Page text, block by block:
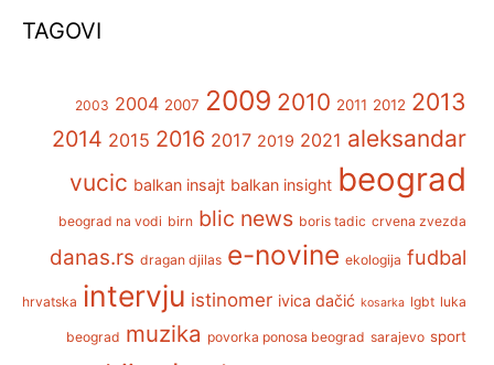
TAGOVI
2003 2004 2007 2009 2010 2011 2012 2013
2014 2015 2016 2017 2019 2021 aleksandar
vucic balkan insajt balkan insight beograd
beograd na vodi birn blic news boris tadic crvena zvezda
danas.rs dragan djilas e-novine ekologija fudbal
hrvatska intervju istinomer ivica dačić kosarka lgbt luka
beograd muzika povorka ponosa beograd sarajevo sport